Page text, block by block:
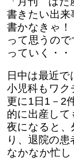
書きたい出
書かなきゃ！
って思うの
っていく・・
日中は最近
小児科もワク
更に1日1－2
的に出産し
夜になると、
り、退院の
なかなか忙